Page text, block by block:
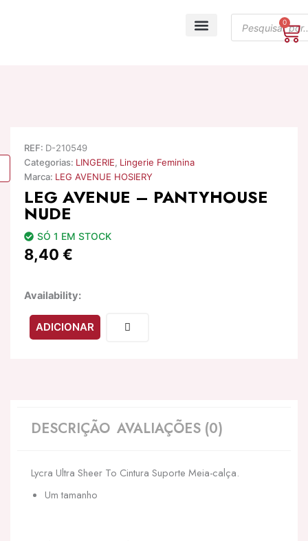
search
0
REF: D-210549
Categorias: LINGERIE, Lingerie Feminina
Marca: LEG AVENUE HOSIERY
LEG AVENUE – PANTYHOUSE
NUDE
SÓ 1 EM STOCK
8,40 €
Availability:
Quantidade
LEG
AVENUE
ADICIONAR
DESCRIÇÃO AVALIAÇÕES (0)
Lycra Ultra Sheer To Cintura Suporte Meia-calça.
Um tamanho